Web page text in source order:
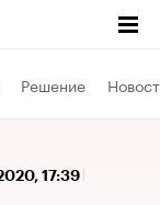
Решение
17:39